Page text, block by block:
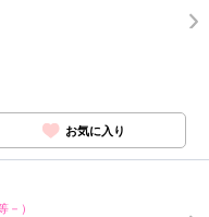
お気に入り
－）